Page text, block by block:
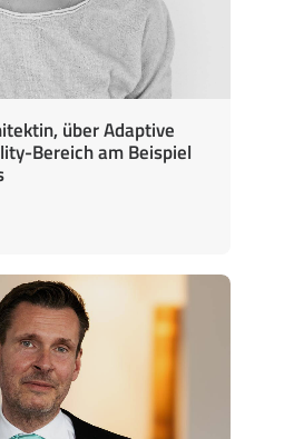
über Adaptive
Bereich am Beispiel